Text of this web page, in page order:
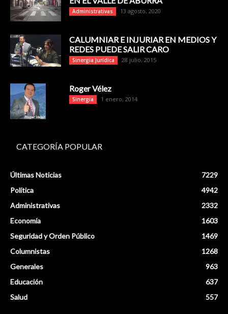
Administrativas 13 agosto, 2020
CALUMNIAR E INJURIAR EN MEDIOS Y
REDES PUEDE SALIR CARO
Sinergia Jurídica 28 julio, 2015
Roger Vélez
Sinergia 1 enero, 2014
CATEGORÍA POPULAR
Últimas Noticias
7229
Política
4942
Administrativas
2332
Economía
1603
Seguridad y Orden Público
1469
Columnistas
1268
Generales
963
Educación
637
Salud
557